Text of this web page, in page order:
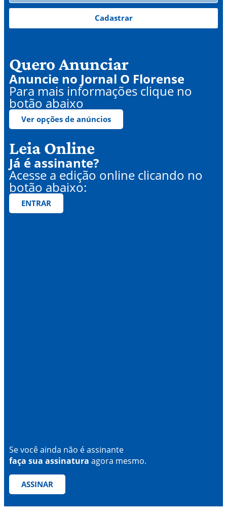
Cadastrar
Quero Anunciar
Anuncie no Jornal O Florense
Para mais informações clique no
botão abaixo
Ver opções de anúncios
Leia Online
Já é assinante?
Acesse a edição online clicando no
botão abaixo:
ENTRAR
Se você ainda não é assinante
faça sua assinatura agora mesmo.
ASSINAR